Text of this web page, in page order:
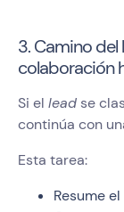
3. Camino del
colaboración
Si el lead se
continúa con
Esta tarea:
Resume